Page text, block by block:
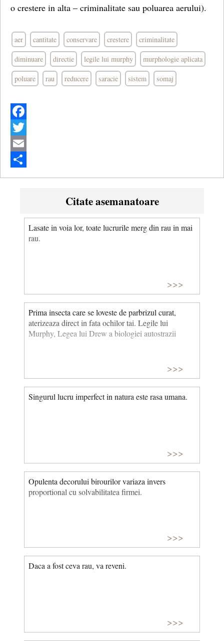
o crestere in alta – criminalitate sau poluarea aerului).
aer cantitate conservare crestere criminalitate
diminuare directie legile lui murphy murphologie aplicata
poluare rau reducere saracie sistem somaj
Facebook
Twitter
Email
Share
Citate asemanatoare
Lasate in voia lor, toate lucrurile merg din rau in mai
rau.
>>>
Prima insecta care se loveste de parbrizul curat,
aterizeaza direct in fata ochilor tai. Legile lui
Murphy, Legea lui Drew a biologiei autostrazii
>>>
Singurul lucru imperfect in natura este rasa umana.
>>>
Opulenta decorului birourilor variaza invers
proportional cu solvabilitatea firmei.
>>>
Daca a fost ceva rau, va reveni.
>>>